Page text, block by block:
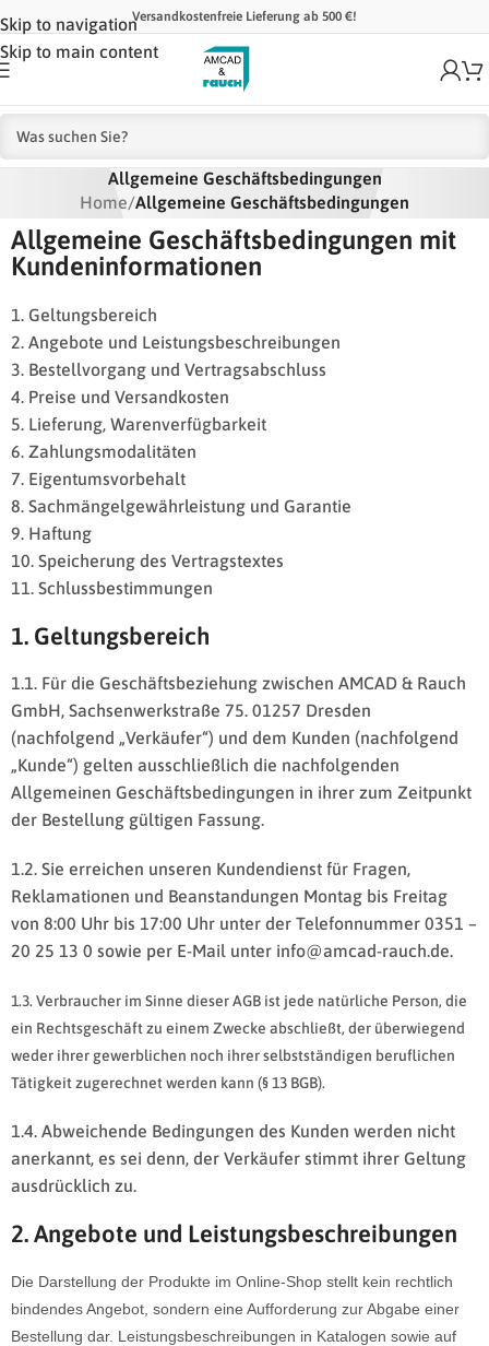
Skip to navigation
Skip to main content
Versandkostenfreie Lieferung ab 500 €!
Allgemeine Geschäftsbedingungen
Home/Allgemeine Geschäftsbedingungen
Allgemeine Geschäftsbedingungen mit
Kundeninformationen
1. Geltungsbereich
2. Angebote und Leistungsbeschreibungen
3. Bestellvorgang und Vertragsabschluss
4. Preise und Versandkosten
5. Lieferung, Warenverfügbarkeit
6. Zahlungsmodalitäten
7. Eigentumsvorbehalt
8. Sachmängelgewährleistung und Garantie
9. Haftung
10. Speicherung des Vertragstextes
11. Schlussbestimmungen
1. Geltungsbereich
1.1. Für die Geschäftsbeziehung zwischen AMCAD & Rauch
GmbH, Sachsenwerkstraße 75. 01257 Dresden
(nachfolgend „Verkäufer“) und dem Kunden (nachfolgend
„Kunde“) gelten ausschließlich die nachfolgenden
Allgemeinen Geschäftsbedingungen in ihrer zum Zeitpunkt
der Bestellung gültigen Fassung.
1.2. Sie erreichen unseren Kundendienst für Fragen,
Reklamationen und Beanstandungen Montag bis Freitag
von 8:00 Uhr bis 17:00 Uhr unter der Telefonnummer 0351 –
20 25 13 0 sowie per E-Mail unter info@amcad-rauch.de.
1.3. Verbraucher im Sinne dieser AGB ist jede natürliche Person, die
ein Rechtsgeschäft zu einem Zwecke abschließt, der überwiegend
weder ihrer gewerblichen noch ihrer selbstständigen beruflichen
Tätigkeit zugerechnet werden kann (§ 13 BGB).
1.4. Abweichende Bedingungen des Kunden werden nicht
anerkannt, es sei denn, der Verkäufer stimmt ihrer Geltung
ausdrücklich zu.
2. Angebote und Leistungsbeschreibungen
Die Darstellung der Produkte im Online-Shop stellt kein rechtlich
bindendes Angebot, sondern eine Aufforderung zur Abgabe einer
Bestellung dar. Leistungsbeschreibungen in Katalogen sowie auf